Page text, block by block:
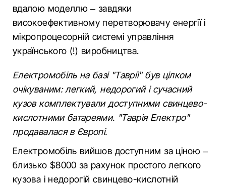
вдалою моделлю – завдяки
високоефективному перетворювачу енергії і
мікропроцесорній системі управління
українського (!) виробництва.
Електромобіль на базі "Таврії" був цілком
очікуваним: легкий, недорогий і сучасний
кузов комплектували доступними свинцево-
кислотними батареями. "Таврія Електро"
продавалася в Європі.
Електромобіль вийшов доступним за ціною –
близько $8000 за рахунок простого легкого
кузова і недорогій свинцево-кислотній